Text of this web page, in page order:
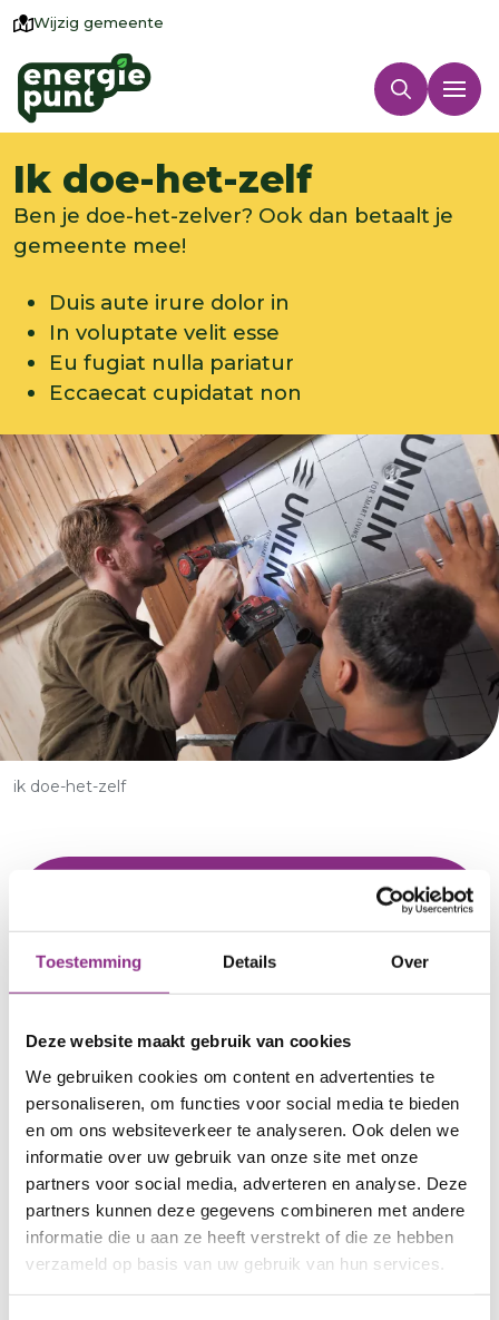
Toestemming Details Over
Deze website maakt gebruik van cookies
We gebruiken cookies om content en advertenties te
personaliseren, om functies voor social media te bieden
en om ons websiteverkeer te analyseren. Ook delen we
informatie over uw gebruik van onze site met onze
partners voor social media, adverteren en analyse. Deze
partners kunnen deze gegevens combineren met andere
informatie die u aan ze heeft verstrekt of die ze hebben
verzameld op basis van uw gebruik van hun services.
Wijzig gemeente
Ik doe-het-zelf
Ben je doe-het-zelver? Ook dan betaalt je
gemeente mee!
Duis aute irure dolor in
In voluptate velit esse
Eu fugiat nulla pariatur
Eccaecat cupidatat non
Kruimelpad
ik doe-het-zelf
Alinea
Lorem ipsum dolor sit amet,